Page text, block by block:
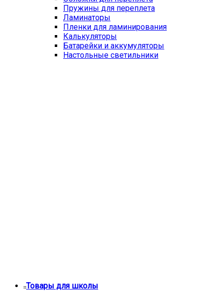
Пружины для переплета
Ламинаторы
Пленки для ламинирования
Калькуляторы
Батарейки и аккумуляторы
Настольные светильники
Товары для школы